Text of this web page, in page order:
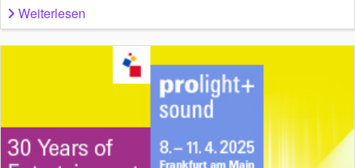
Weiterlesen